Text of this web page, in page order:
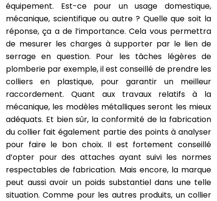
équipement. Est-ce pour un usage domestique,
mécanique, scientifique ou autre ? Quelle que soit la
réponse, ça a de l’importance. Cela vous permettra
de mesurer les charges à supporter par le lien de
serrage en question. Pour les tâches légères de
plomberie par exemple, il est conseillé de prendre les
colliers en plastique, pour garantir un meilleur
raccordement. Quant aux travaux relatifs à la
mécanique, les modèles métalliques seront les mieux
adéquats. Et bien sûr, la conformité de la fabrication
du collier fait également partie des points à analyser
pour faire le bon choix. Il est fortement conseillé
d’opter pour des attaches ayant suivi les normes
respectables de fabrication. Mais encore, la marque
peut aussi avoir un poids substantiel dans une telle
situation. Comme pour les autres produits, un collier